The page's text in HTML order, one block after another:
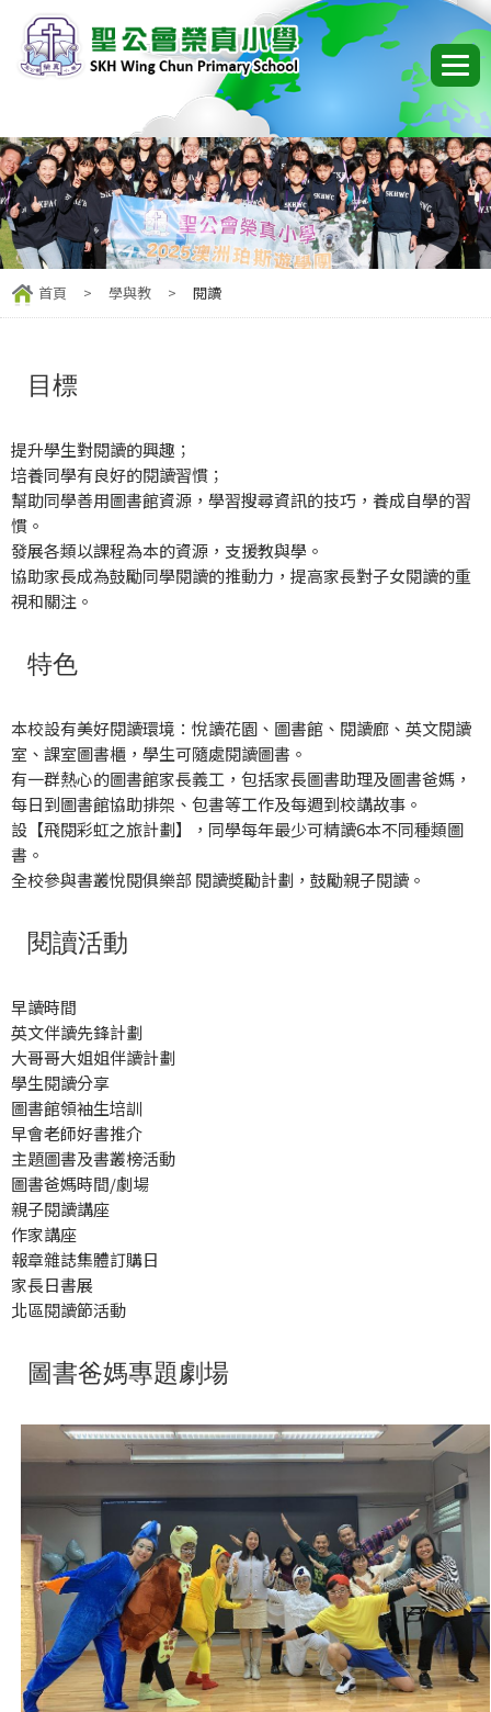
首頁 > 學與教 > 閱讀
目標
提升學生對閱讀的興趣；
培養同學有良好的閱讀習慣；
幫助同學善用圖書館資源，學習搜尋資訊的技巧，養成自學的習
慣。
發展各類以課程為本的資源，支援教與學。
協助家長成為鼓勵同學閱讀的推動力，提高家長對子女閱讀的重
視和關注。
特色
本校設有美好閱讀環境：悅讀花園、圖書館、閱讀廊、英文閱讀
室、課室圖書櫃，學生可隨處閱讀圖書。
有一群熱心的圖書館家長義工，包括家長圖書助理及圖書爸媽，
每日到圖書館協助排架、包書等工作及每週到校講故事。
設【飛閱彩虹之旅計劃】，同學每年最少可精讀6本不同種類圖
書。
全校參與書叢悅閱俱樂部 閱讀奬勵計劃，鼓勵親子閱讀。
閱讀活動
早讀時間
英文伴讀先鋒計劃
大哥哥大姐姐伴讀計劃
學生閱讀分享
圖書館領袖生培訓
早會老師好書推介
主題圖書及書叢榜活動
圖書爸媽時間/劇場
親子閱讀講座
作家講座
報章雜誌集體訂購日
家長日書展
北區閱讀節活動
圖書爸媽專題劇場